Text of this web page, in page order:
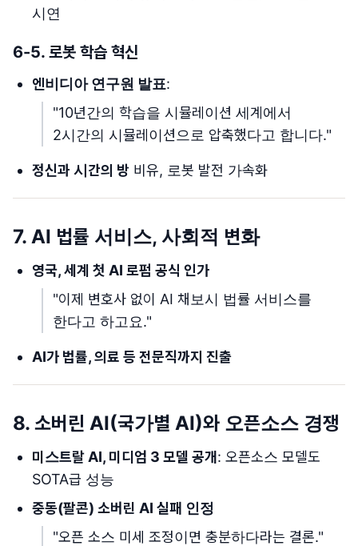
시연
6-5. 로봇 학습 혁신
엔비디아 연구원 발표:
"10년간의 학습을 시뮬레이션 세계에서
2시간의 시뮬레이션으로 압축했다고 합니다."
정신과 시간의 방 비유, 로봇 발전 가속화
7. AI 법률 서비스, 사회적 변화
영국, 세계 첫 AI 로펌 공식 인가
"이제 변호사 없이 AI 채보시 법률 서비스를
한다고 하고요."
AI가 법률, 의료 등 전문직까지 진출
8. 소버린 AI(국가별 AI)와 오픈소스 경쟁
미스트랄 AI, 미디엄 3 모델 공개 : 오픈소스 모델도
SOTA급 성능
중동(팔콘) 소버린 AI 실패 인정
"오픈 소스 미세 조정이면 충분하다라는 결론."